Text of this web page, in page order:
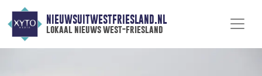
NIEUWSUITWESTFRIESLAND.NL
lokaal nieuws west-friesland